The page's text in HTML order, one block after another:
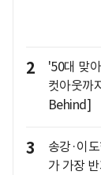
2
'50대 맞
컷아웃까
Behind]
3
송강·이
가 가장